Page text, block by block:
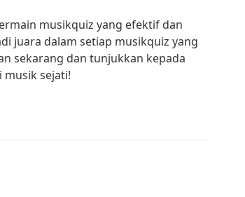
musikquiz yang efektif dan
juara dalam setiap musikquiz yang
sekarang dan tunjukkan kepada
musik sejati!